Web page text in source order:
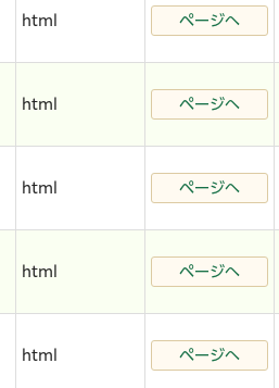
html ページへ
html ページへ
html ページへ
html ページへ
html ページへ